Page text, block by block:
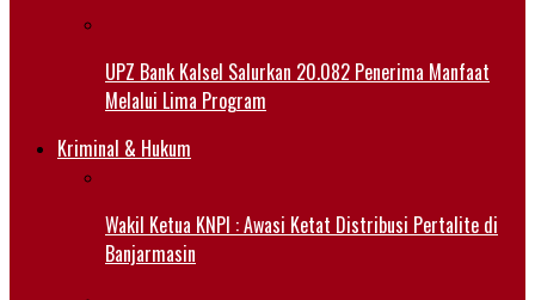
UPZ Bank Kalsel Salurkan 20.082 Penerima Manfaat
Melalui Lima Program
Kriminal & Hukum
Wakil Ketua KNPI : Awasi Ketat Distribusi Pertalite di
Banjarmasin